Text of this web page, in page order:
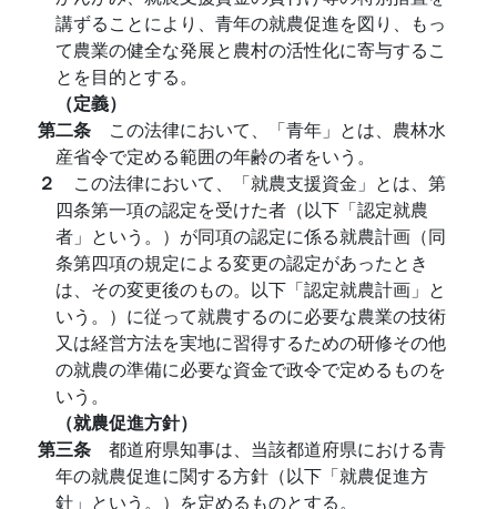
講ずることにより、青年の就農促進を図り、もっ
て農業の健全な発展と農村の活性化に寄与するこ
とを目的とする。
（定義）
第二条 この法律において、「青年」とは、農林水
産省令で定める範囲の年齢の者をいう。
２ この法律において、「就農支援資金」とは、第
四条第一項の認定を受けた者（以下「認定就農
者」という。）が同項の認定に係る就農計画（同
条第四項の規定による変更の認定があったとき
は、その変更後のもの。以下「認定就農計画」と
いう。）に従って就農するのに必要な農業の技術
又は経営方法を実地に習得するための研修その他
の就農の準備に必要な資金で政令で定めるものを
いう。
（就農促進方針）
第三条 都道府県知事は、当該都道府県における青
年の就農促進に関する方針（以下「就農促進方
針」という。）を定めるものとする。